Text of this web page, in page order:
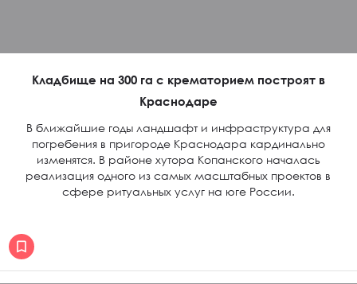
Кладбище на 300 га с крематорием построят в
Краснодаре
В ближайшие годы ландшафт и инфраструктура для
погребения в пригороде Краснодара кардинально
изменятся. В районе хутора Копанского началась
реализация одного из самых масштабных проектов в
сфере ритуальных услуг на юге России.